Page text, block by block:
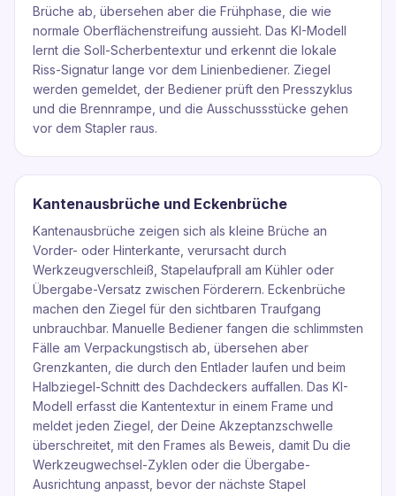
Brüche ab, übersehen aber die Frühphase, die wie
normale Oberflächenstreifung aussieht. Das KI-Modell
lernt die Soll-Scherbentextur und erkennt die lokale
Riss-Signatur lange vor dem Linienbediener. Ziegel
werden gemeldet, der Bediener prüft den Presszyklus
und die Brennrampe, und die Ausschussstücke gehen
vor dem Stapler raus.
Kantenausbrüche und Eckenbrüche
Kantenausbrüche zeigen sich als kleine Brüche an
Vorder- oder Hinterkante, verursacht durch
Werkzeugverschleiß, Stapelaufprall am Kühler oder
Übergabe-Versatz zwischen Förderern. Eckenbrüche
machen den Ziegel für den sichtbaren Traufgang
unbrauchbar. Manuelle Bediener fangen die schlimmsten
Fälle am Verpackungstisch ab, übersehen aber
Grenzkanten, die durch den Entlader laufen und beim
Halbziegel-Schnitt des Dachdeckers auffallen. Das KI-
Modell erfasst die Kantentextur in einem Frame und
meldet jeden Ziegel, der Deine Akzeptanzschwelle
überschreitet, mit den Frames als Beweis, damit Du die
Werkzeugwechsel-Zyklen oder die Übergabe-
Ausrichtung anpasst, bevor der nächste Stapel